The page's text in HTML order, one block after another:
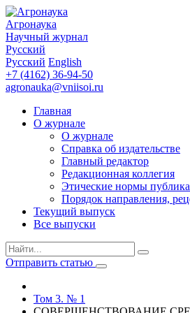
Агронаука
Научный журнал
Русский
Русский English
+7 (4162) 36-94-50
agronauka@vniisoi.ru
Главная
О журнале
О журнале
Справка об издательстве
Главный редактор
Редакционная коллегия
Этические нормы
Порядок направления,
Текущий выпуск
Все выпуски
Отправить статью
Том 3. № 1